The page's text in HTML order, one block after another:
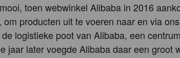
toen webwinkel Alibaba in 2016
om producten uit te voeren naar en via
logistieke poot van Alibaba, een
jaar later voegde Alibaba daar een groot